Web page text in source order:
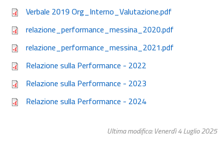
Verbale 2019 Org_Interno_Valutazione.pdf
relazione_performance_messina_2020.pdf
relazione_performance_messina_2021.pdf
Relazione sulla Performance - 2022
Relazione sulla Performance - 2023
Relazione sulla Performance - 2024
Ultima modifica: Venerdì 4 Luglio 2025